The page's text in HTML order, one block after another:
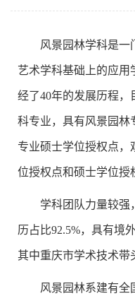
风景园林学科是一
艺术学科基础上的应用
经了40年的发展历程
科专业，具有风景园林
专业硕士学位授权点，
位授权点和硕士学位授
学科团队力量较强
历占比92.5%，具有境
其中重庆市学术技术带
风景园林系建有全